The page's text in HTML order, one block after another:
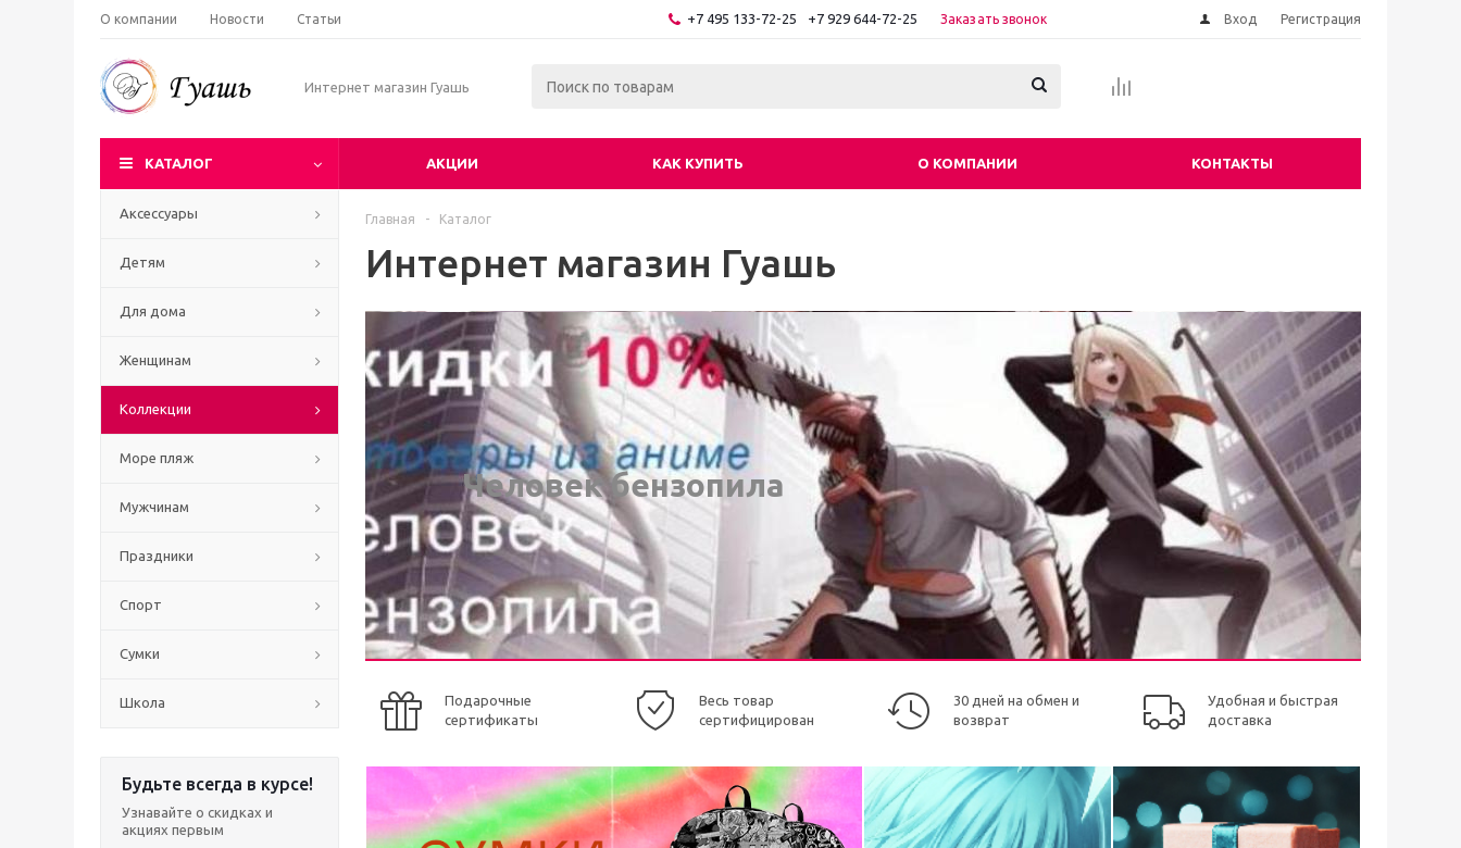
О компании Новости Статьи +7 495 133-72-25 +7 929 644-72-25 Заказать звонок Вход Регистрация
Интернет магазин Гуашь
КАТАЛОГ АКЦИИ КАК КУПИТЬ О КОМПАНИИ КОНТАКТЫ
Аксессуары
Детям
Для дома
Женщинам
Коллекции
Море пляж
Мужчинам
Праздники
Спорт
Сумки
Школа
Будьте всегда в курсе!
Узнавайте о скидках и
акциях первым
Главная - Каталог
Интернет магазин Гуашь
Человек бензопила
Подарочные
сертификаты
Весь товар
сертифицирован
30 дней на обмен и
возврат
Удобная и быстрая
доставка